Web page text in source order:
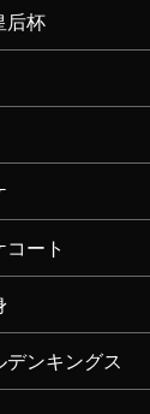
后杯
ート
ンキングス